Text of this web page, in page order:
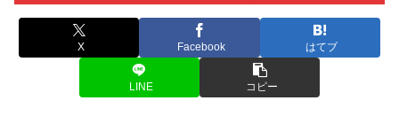
X Facebook はてブ
LINE コピー